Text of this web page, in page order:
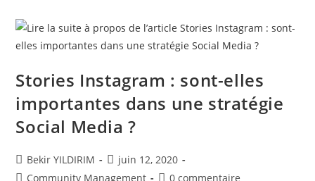
Recyclez
Vos
Contenus
Stories Instagram : sont-elles
importantes dans une stratégie
Social Media ?
Auteur/autrice
de
Bekir YILDIRIM
Publication
publiée :
juin 12, 2020
PostCommunity Management
Commentaires
0 commentaire